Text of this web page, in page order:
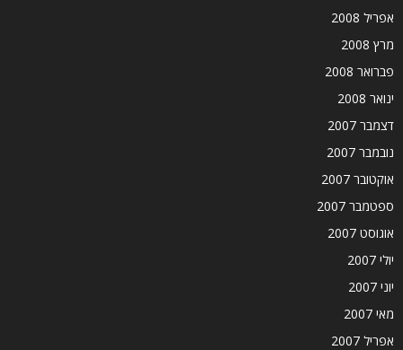
אפריל 2008
מרץ 2008
פברואר 2008
ינואר 2008
דצמבר 2007
נובמבר 2007
אוקטובר 2007
ספטמבר 2007
אוגוסט 2007
יולי 2007
יוני 2007
מאי 2007
אפריל 2007